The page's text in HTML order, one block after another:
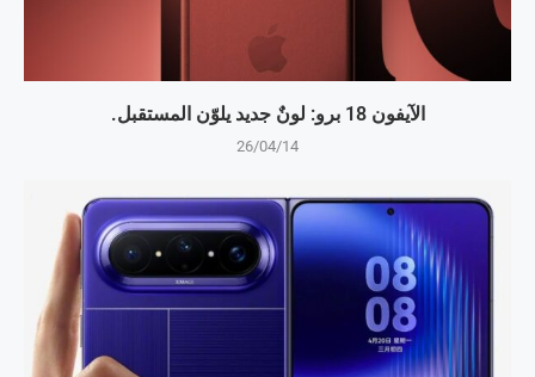
الآيفون 18 برو: لونٌ جديد يلوّن المستقبل.
26/04/14